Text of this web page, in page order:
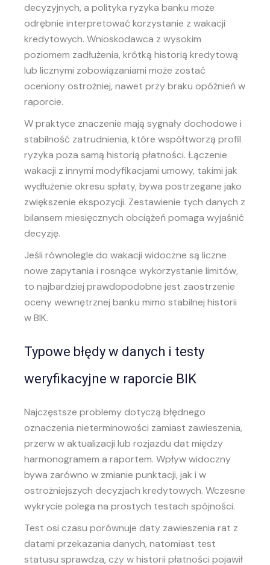
decyzyjnych, a polityka ryzyka banku może
odrębnie interpretować korzystanie z wakacji
kredytowych. Wnioskodawca z wysokim
poziomem zadłużenia, krótką historią kredytową
lub licznymi zobowiązaniami może zostać
oceniony ostrożniej, nawet przy braku opóźnień w
raporcie.
W praktyce znaczenie mają sygnały dochodowe i
stabilność zatrudnienia, które współtworzą profil
ryzyka poza samą historią płatności. Łączenie
wakacji z innymi modyfikacjami umowy, takimi jak
wydłużenie okresu spłaty, bywa postrzegane jako
zwiększenie ekspozycji. Zestawienie tych danych z
bilansem miesięcznych obciążeń pomaga wyjaśnić
decyzję.
Jeśli równolegle do wakacji widoczne są liczne
nowe zapytania i rosnące wykorzystanie limitów,
to najbardziej prawdopodobne jest zaostrzenie
oceny wewnętrznej banku mimo stabilnej historii
w BIK.
Typowe błędy w danych i testy
weryfikacyjne w raporcie BIK
Najczęstsze problemy dotyczą błędnego
oznaczenia nieterminowości zamiast zawieszenia,
przerw w aktualizacji lub rozjazdu dat między
harmonogramem a raportem. Wpływ widoczny
bywa zarówno w zmianie punktacji, jak i w
ostrożniejszych decyzjach kredytowych. Wczesne
wykrycie polega na prostych testach spójności.
Test osi czasu porównuje daty zawieszenia rat z
datami przekazania danych, natomiast test
statusu sprawdza, czy w historii płatności pojawił